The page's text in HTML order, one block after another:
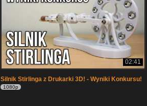
02:41
Silnik Stirlinga z Drukarki 3D! - Wyniki Konkursu!
1080p